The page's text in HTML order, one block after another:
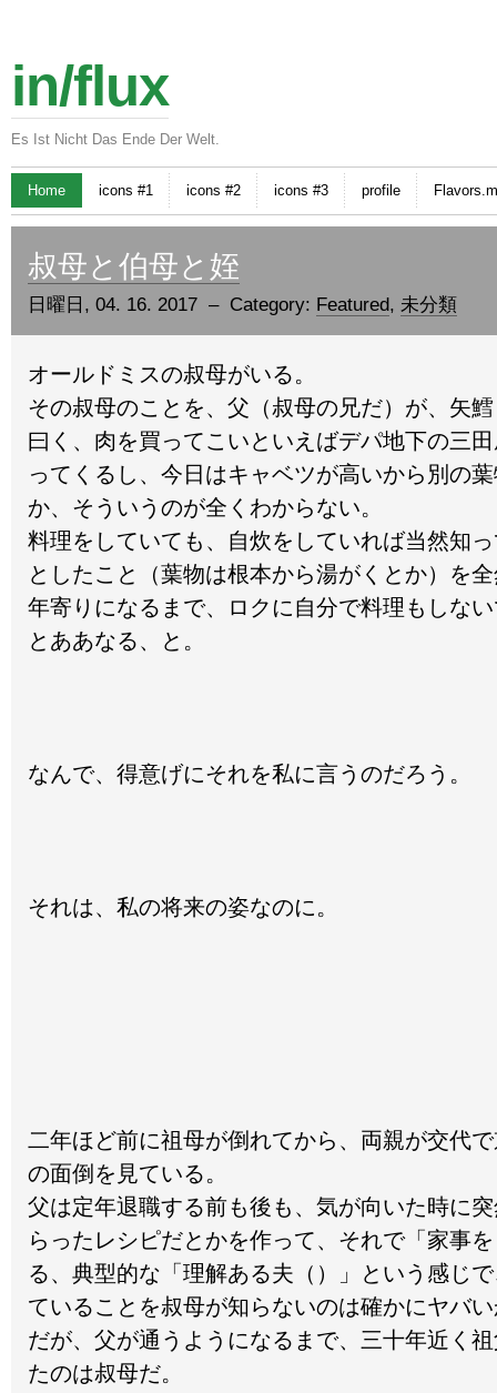
in/flux
Es Ist Nicht Das Ende Der Welt.
Home icons #1 icons #2 icons #3 profile
叔母と伯母と姪
日曜日, 04. 16. 2017 – Category: Featured, 未分類
オールドミスの叔母がいる。
その叔母のことを、父（叔母の兄だ）が、矢
曰く、肉を買ってこいといえばデパ地下の三
ってくるし、今日はキャベツが高いから別の
か、そういうのが全くわからない。
料理をしていても、自炊をしていれば当然知
としたこと（葉物は根本から湯がくとか）を
年寄りになるまで、ロクに自分で料理もしな
とああなる、と。
なんで、得意げにそれを私に言うのだろう。
それは、私の将来の姿なのに。
二年ほど前に祖母が倒れてから、両親が交代
の面倒を見ている。
父は定年退職する前も後も、気が向いた時に
らったレシピだとかを作って、それで「家事
る、典型的な「理解ある夫（）」という感じ
ていることを叔母が知らないのは確かにヤバ
だが、父が通うようになるまで、三十年近く
たのは叔母だ。